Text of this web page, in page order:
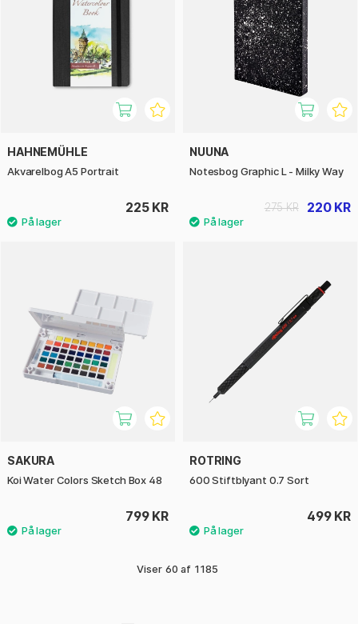
HAHNEMÜHLE
Akvarelbog A5 Portrait
225 KR
NUUNA
Notesbog Graphic L - Milky Way
220 KR
275 KR
SAKURA
Koi Water Colors Sketch Box 48
799 KR
ROTRING
600 Stiftblyant 0.7 Sort
499 KR
Viser 60 af 1185